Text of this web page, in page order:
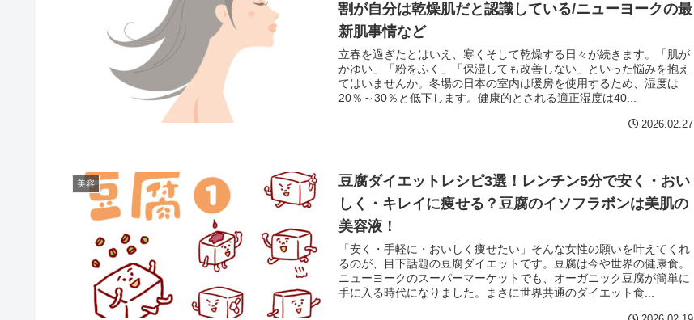
割が自分は乾燥肌だと認識している/ニューヨークの最
新肌事情など
立春を過ぎたとはいえ、寒くそして乾燥する日々が続きます。「肌が
かゆい」「粉をふく」「保湿しても改善しない」といった悩みを抱え
てはいませんか。冬場の日本の室内は暖房を使用するため、湿度は
20％～30％と低下します。健康的とされる適正湿度は40...
2026.02.27
美容
豆腐ダイエットレシピ3選！レンチン5分で安く・おい
しく・キレイに痩せる？豆腐のイソフラボンは美肌の
美容液！
「安く・手軽に・おいしく痩せたい」そんな女性の願いを叶えてくれ
るのが、目下話題の豆腐ダイエットです。豆腐は今や世界の健康食。
ニューヨークのスーパーマーケットでも、オーガニック豆腐が簡単に
手に入る時代になりました。まさに世界共通のダイエット食...